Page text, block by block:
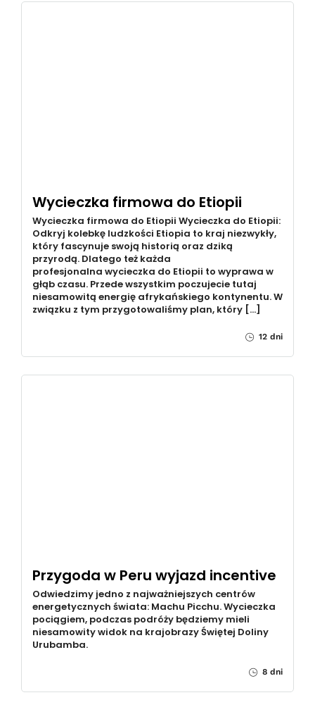
Wycieczka firmowa do Etiopii
Wycieczka firmowa do Etiopii Wycieczka do Etiopii:
Odkryj kolebkę ludzkości Etiopia to kraj niezwykły,
który fascynuje swoją historią oraz dziką
przyrodą. Dlatego też każda
profesjonalna wycieczka do Etiopii to wyprawa w
głąb czasu. Przede wszystkim poczujecie tutaj
niesamowitą energię afrykańskiego kontynentu. W
związku z tym przygotowaliśmy plan, który […]
12 dni
Przygoda w Peru wyjazd incentive
Odwiedzimy jedno z najważniejszych centrów
energetycznych świata: Machu Picchu. Wycieczka
pociągiem, podczas podróży będziemy mieli
niesamowity widok na krajobrazy Świętej Doliny
Urubamba.
8 dni